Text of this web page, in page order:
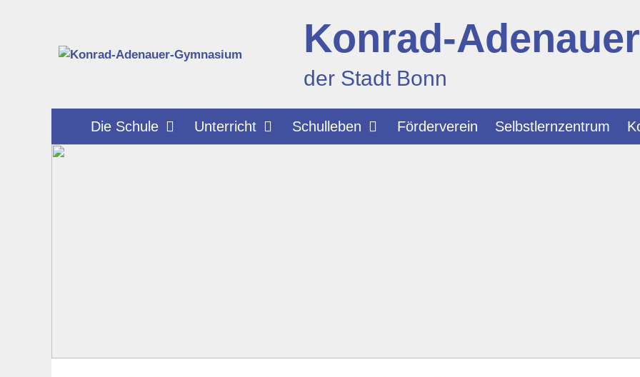
Konrad-
der Stadt Bonn
Die Schule Unterricht Schulleben Förderverein Selbstlernzentrum